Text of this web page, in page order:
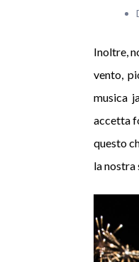
Inoltre,
vento,
musica
accetta
questo
la nostra